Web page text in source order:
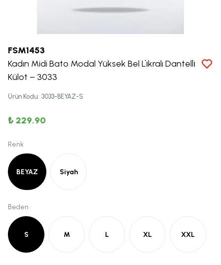
FSM1453
Kadın Midi Bato Modal Yüksek Bel Li̇kralı Dantelli̇
Külot – 3033
Ürün Kodu: 3033-BEYAZ-S
₺ 229.90
Renk
BEYAZ Siyah
Beden
S M L XL XXL